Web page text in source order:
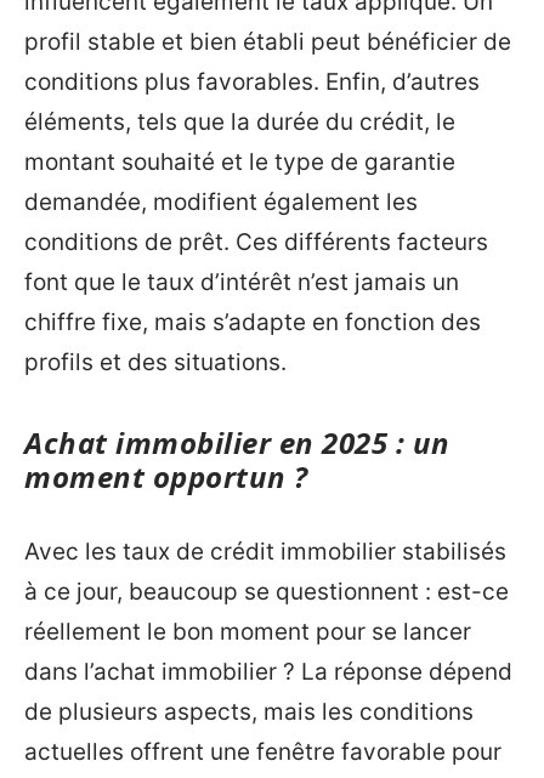
profil stable et bien établi peut bénéficier de
conditions plus favorables. Enfin, d’autres
éléments, tels que la durée du crédit, le
montant souhaité et le type de garantie
demandée, modifient également les
conditions de prêt. Ces différents facteurs
font que le taux d’intérêt n’est jamais un
chiffre fixe, mais s’adapte en fonction des
profils et des situations.
Achat immobilier en 2025 : un
moment opportun ?
Avec les taux de crédit immobilier stabilisés
à ce jour, beaucoup se questionnent : est-ce
réellement le bon moment pour se lancer
dans l’achat immobilier ? La réponse dépend
de plusieurs aspects, mais les conditions
actuelles offrent une fenêtre favorable pour